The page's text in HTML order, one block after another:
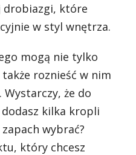
drobiazgi, które
w styl wnętrza.
mogą nie tylko
roznieść w nim
że do
kilka kropli
wybrać?
który chcesz